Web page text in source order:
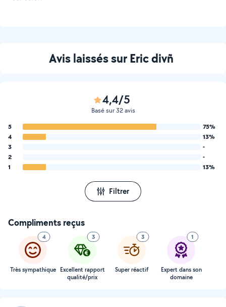
Avis laissés sur Eric divñ
4,4/5
Basé sur 32 avis
5
75%
4
13%
3
-
2
-
1
13%
Filtrer
Compliments reçus
4
Très sympathique
3
Excellent rapport
qualité/prix
3
Super réactif
1
Expert dans son
domaine